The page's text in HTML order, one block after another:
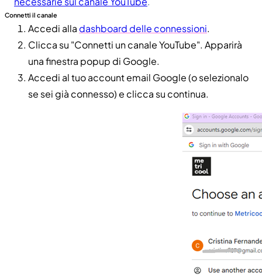
Connetti il canale
Accedi alla dashboard delle connessioni.
Clicca su "Connetti un canale YouTube". Apparirà
una finestra popup di Google.
Accedi al tuo account email Google (o selezionalo
se sei già connesso) e clicca su continua.